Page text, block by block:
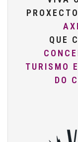
QUE
TURISMO
DO